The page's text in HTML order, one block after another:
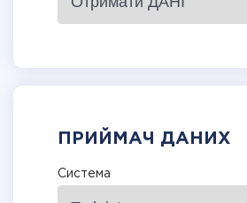
ПРИЙМАЧ ДАНИХ
Система